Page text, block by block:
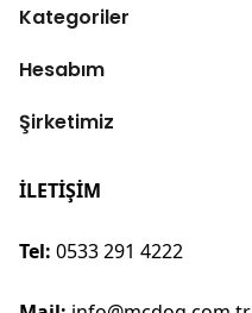
Kategoriler
Hesabım
Şirketimiz
İLETİŞİM
Tel: 0533 291 4222